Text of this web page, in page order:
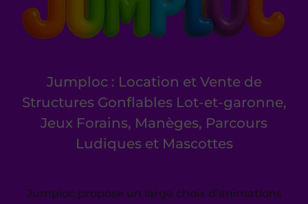
Jumploc : Location et Vente de
Structures Gonflables Lot-et-garonne,
Jeux Forains, Manèges, Parcours
Ludiques et Mascottes
Jumploc propose un large choix d’animations